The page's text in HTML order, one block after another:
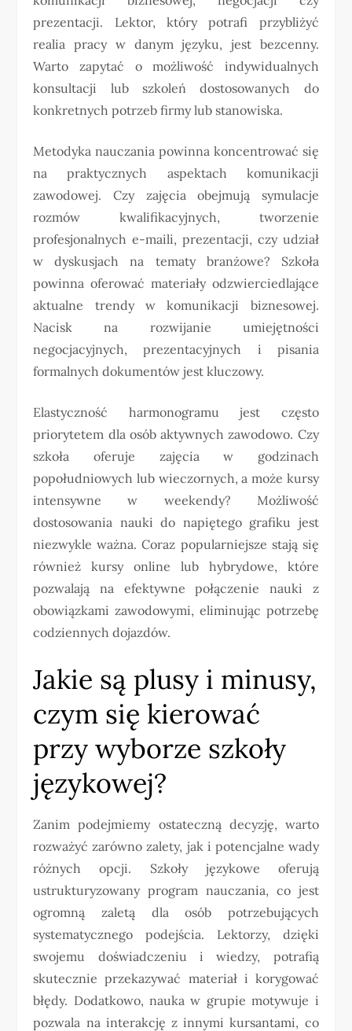
prezentacji. Lektor, który potrafi przybliżyć
realia pracy w danym języku, jest bezcenny.
Warto zapytać o możliwość indywidualnych
konsultacji lub szkoleń dostosowanych do
konkretnych potrzeb firmy lub stanowiska.
Metodyka nauczania powinna koncentrować się
na praktycznych aspektach komunikacji
zawodowej. Czy zajęcia obejmują symulacje
rozmów kwalifikacyjnych, tworzenie
profesjonalnych e-maili, prezentacji, czy udział
w dyskusjach na tematy branżowe? Szkoła
powinna oferować materiały odzwierciedlające
aktualne trendy w komunikacji biznesowej.
Nacisk na rozwijanie umiejętności
negocjacyjnych, prezentacyjnych i pisania
formalnych dokumentów jest kluczowy.
Elastyczność harmonogramu jest często
priorytetem dla osób aktywnych zawodowo. Czy
szkoła oferuje zajęcia w godzinach
popołudniowych lub wieczornych, a może kursy
intensywne w weekendy? Możliwość
dostosowania nauki do napiętego grafiku jest
niezwykle ważna. Coraz popularniejsze stają się
również kursy online lub hybrydowe, które
pozwalają na efektywne połączenie nauki z
obowiązkami zawodowymi, eliminując potrzebę
codziennych dojazdów.
Jakie są plusy i minusy,
czym się kierować
przy wyborze szkoły
językowej?
Zanim podejmiemy ostateczną decyzję, warto
rozważyć zarówno zalety, jak i potencjalne wady
różnych opcji. Szkoły językowe oferują
ustrukturyzowany program nauczania, co jest
ogromną zaletą dla osób potrzebujących
systematycznego podejścia. Lektorzy, dzięki
swojemu doświadczeniu i wiedzy, potrafią
skutecznie przekazywać materiał i korygować
błędy. Dodatkowo, nauka w grupie motywuje i
pozwala na interakcję z innymi kursantami, co